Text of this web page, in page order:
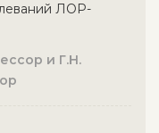
ЛОР-
и Г.Н.